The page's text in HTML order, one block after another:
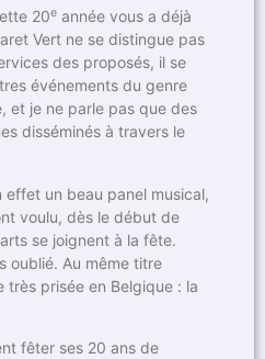
20e année vous a déjà
Vert ne se distingue pas
des proposés, il se
événements du genre
et je ne parle pas que des
disséminés à travers le
effet un beau panel musical,
voulu, dès le début de
se joignent à la fête.
oublié. Au même titre
très prisée en Belgique : la
fêter ses 20 ans de